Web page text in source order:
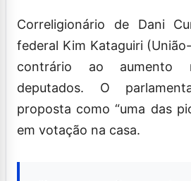
Correligionário de Dani
federal Kim Kataguiri
contrário ao aumento
deputados. O